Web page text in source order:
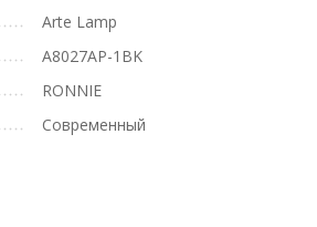
Arte Lamp
A8027AP-1BK
RONNIE
Современный